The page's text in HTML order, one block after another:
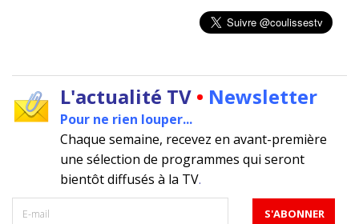
L'actualité TV • Newsletter
Pour ne rien louper...
Chaque semaine, recevez en avant-première
une sélection de programmes qui seront
bientôt diffusés à la TV.